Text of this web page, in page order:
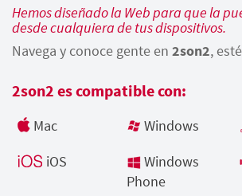
Hemos diseñado la Web para que la
desde cualquiera de tus dispositivos.
Navega y conoce gente en 2son2,
2son2 es compatible con:
Mac Windows
iOS
Windows
Phone